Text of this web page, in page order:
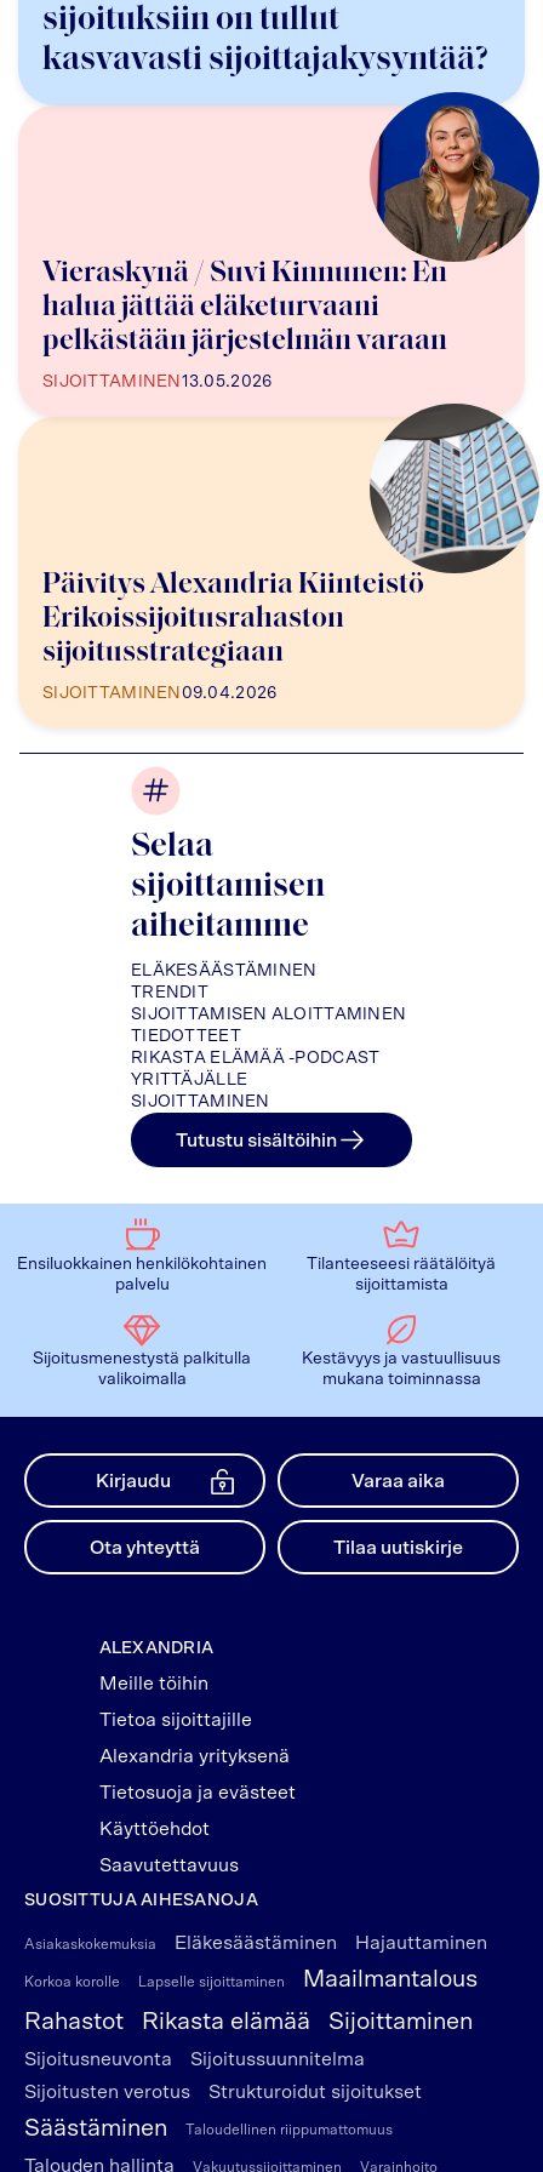
sijoituksiin on tullut
kasvavasti sijoittajakysyntää?
Vieraskynä / Suvi Kinnunen: En
halua jättää eläketurvaani
pelkästään järjestelmän varaan
SIJOITTAMINEN 13.05.2026
Päivitys Alexandria Kiinteistö
Erikoissijoitusrahaston
sijoitusstrategiaan
SIJOITTAMINEN 09.04.2026
Selaa
sijoittamisen
aiheitamme
ELÄKESÄÄSTÄMINEN
TRENDIT
SIJOITTAMISEN ALOITTAMINEN
TIEDOTTEET
RIKASTA ELÄMÄÄ -PODCAST
YRITTÄJÄLLE
SIJOITTAMINEN
Tutustu sisältöihin
Ensiluokkainen henkilökohtainen
palvelu
Tilanteeseesi räätälöityä
sijoittamista
Sijoitusmenestystä palkitulla
valikoimalla
Kestävyys ja vastuullisuus
mukana toiminnassa
Kirjaudu Varaa aika
Ota yhteyttä Tilaa uutiskirje
ALEXANDRIA
Meille töihin
Tietoa sijoittajille
Alexandria yrityksenä
Tietosuoja ja evästeet
Käyttöehdot
Saavutettavuus
SUOSITTUJA AIHESANOJA
Asiakaskokemuksia Eläkesäästäminen Hajauttaminen
Korkoa korolle Lapselle sijoittaminen
Maailmantalous
Rahastot
Rikasta elämää Sijoittaminen
Sijoitusneuvonta
Sijoitussuunnitelma
Sijoitusten verotus
Strukturoidut sijoitukset
Säästäminen Taloudellinen riippumattomuus
Talouden hallinta Vakuutussijoittaminen Varainhoito